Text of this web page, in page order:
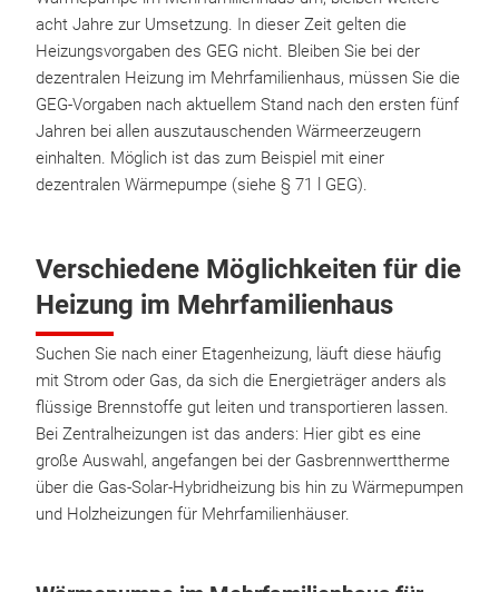
acht Jahre zur Umsetzung. In dieser Zeit gelten die
Heizungsvorgaben des GEG nicht. Bleiben Sie bei der
dezentralen Heizung im Mehrfamilienhaus, müssen Sie die
GEG-Vorgaben nach aktuellem Stand nach den ersten fünf
Jahren bei allen auszutauschenden Wärmeerzeugern
einhalten. Möglich ist das zum Beispiel mit einer
dezentralen Wärmepumpe (siehe § 71 l GEG).
Verschiedene Möglichkeiten für die
Heizung im Mehrfamilienhaus
Suchen Sie nach einer Etagenheizung, läuft diese häufig
mit Strom oder Gas, da sich die Energieträger anders als
flüssige Brennstoffe gut leiten und transportieren lassen.
Bei Zentralheizungen ist das anders: Hier gibt es eine
große Auswahl, angefangen bei der Gasbrennwerttherme
über die Gas-Solar-Hybridheizung bis hin zu Wärmepumpen
und Holzheizungen für Mehrfamilienhäuser.